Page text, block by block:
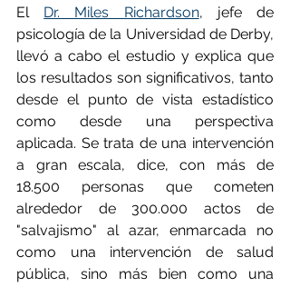
El Dr. Miles Richardson, jefe de
psicología de la Universidad de Derby,
llevó a cabo el estudio y explica que
los resultados son significativos, tanto
desde el punto de vista estadístico
como desde una perspectiva
aplicada. Se trata de una intervención
a gran escala, dice, con más de
18.500 personas que cometen
alrededor de 300.000 actos de
"salvajismo" al azar, enmarcada no
como una intervención de salud
pública, sino más bien como una